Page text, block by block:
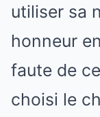
utiliser sa
honneur
faute de
choisi le